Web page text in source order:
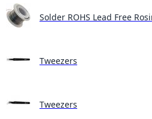
Solder ROHS Lead Free
Tweezers
Tweezers